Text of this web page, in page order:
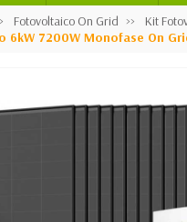
Fotovoltaico On Grid
Kit
7200W Monofase On